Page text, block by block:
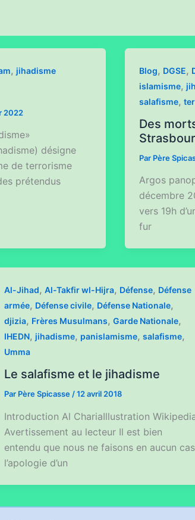
, jihadisme
2022
désigne
de terrorisme
prétendus
Blog, DGSE,
islamisme,
salafisme,
Des
Par Père
Argos
décembre
vers 19h
fur
Al-Jihad,Al-Takfir wl-Hijra, Défense, Défense
armée, Défense civile, Défense Nationale,
djizia, Frères Musulmans,Garde Nationale,
IHEDN,jihadisme, panislamisme,salafisme,
Umma
Le salafisme et le jihadisme
Par Père Spicasse /12 avril 2018
Introduction Al ChariaIllustration
Avertissement au lecteur Il est bien
entendu que nous ne faisons en aucun cas
l’apologie d’un